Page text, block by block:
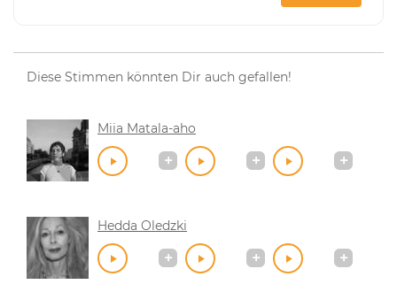
Diese Stimmen könnten Dir auch gefallen!
Miia Matala-aho
Hedda Oledzki